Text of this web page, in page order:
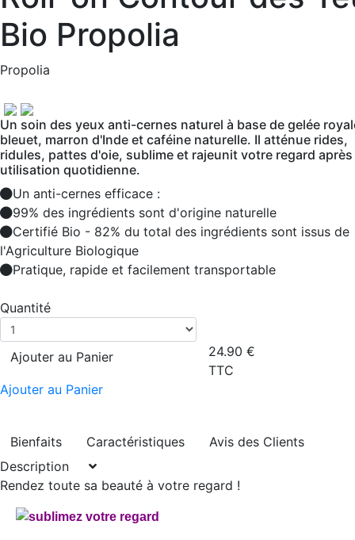
Bio Propolia
Propolia
Un soin des yeux anti-cernes naturel à base de gelée
bleuet, marron d'Inde et caféine naturelle. Il atténue rides,
ridules, pattes d'oie, sublime et rajeunit votre regard
utilisation quotidienne.
Un anti-cernes efficace :
99% des ingrédients sont d'origine naturelle
Certifié Bio - 82% du total des ingrédients sont issus de
l'Agriculture Biologique
Pratique, rapide et facilement transportable
Quantité
Ajouter au Panier
Ajouter au Panier
24.90 €
TTC
Bienfaits Caractéristiques
Avis des Clients
Description
Rendez toute sa beauté à votre regard !